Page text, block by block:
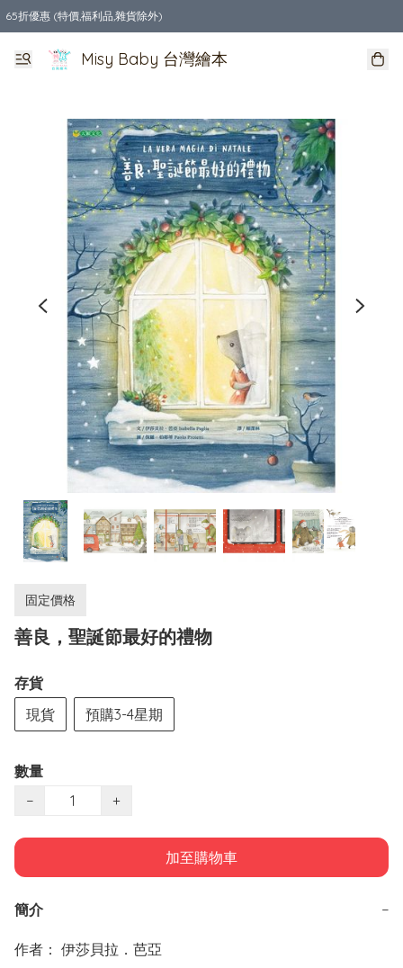
65折優惠 (特價,福利品,雜貨除外)
全店購物滿$550，免運費
Misy Baby 台灣繪本
固定價格
善良，聖誕節最好的禮物
存貨
現貨
預購3-4星期
數量
−
+
加至購物車
簡介 −
作者： 伊莎貝拉．芭亞